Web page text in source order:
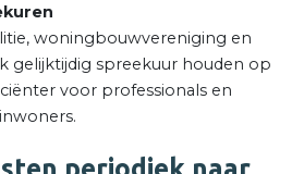
woningbouwvereniging en
gelijktijdig spreekuur houden op
voor professionals en